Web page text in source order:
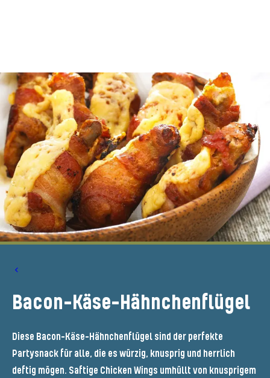
Bacon-Käse-Hähnchenflügel
Diese Bacon-Käse-Hähnchenflügel sind der perfekte
Partysnack für alle, die es würzig, knusprig und herrlich
deftig mögen. Saftige Chicken Wings umhüllt von knusprigem